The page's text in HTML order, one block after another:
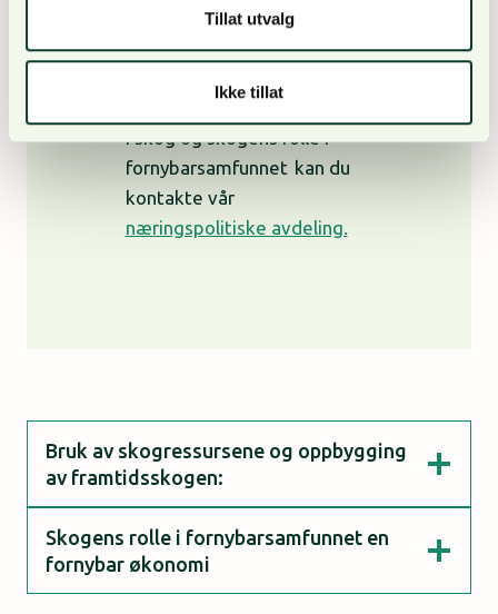
Tillat utvalg
Ikke tillat
Spørsmål?
i skog og skogens rolle i
fornybarsamfunnet kan du
kontakte vår
næringspolitiske avdeling.
Bruk av skogressursene og oppbygging
av framtidsskogen:
Skogens rolle i fornybarsamfunnet en
fornybar økonomi